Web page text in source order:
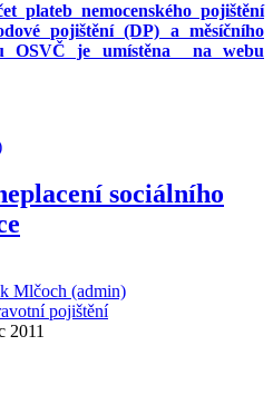
plateb nemocenského pojištění
pojištění (DP) a měsíčního
OSVČ je umístěna na webu
sociálního
Mlčoch (admin)
pojištění
2011